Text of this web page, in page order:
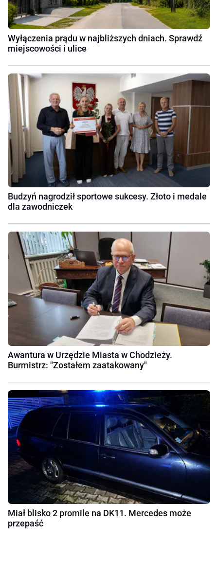
Wyłączenia prądu w najbliższych dniach. Sprawdź
miejscowości i ulice
Budzyń nagrodził sportowe sukcesy. Złoto i medale
dla zawodniczek
Awantura w Urzędzie Miasta w Chodzieży.
Burmistrz: "Zostałem zaatakowany"
Miał blisko 2 promile na DK11. Mercedes może
przepaść